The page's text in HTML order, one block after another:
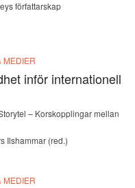
författarskap
MEDIER
inför internationell
– Korskopplingar mellan
Ilshammar (red.)
MEDIER